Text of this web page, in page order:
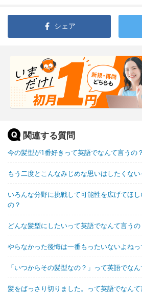
シェア
関連する質問
今の髪型が1番好きって英語でなんて言うの？
もう二度とこんなみじめな思いはしたくな
いろんな分野に挑戦して可能性を広げてほ
の？
どんな髪型にしたいって英語でなんて言うの
やらなかった後悔は一番もったいないよね
「いつからその髪型なの？」って英語でな
髪をばっさり切りました。って英語でなんて